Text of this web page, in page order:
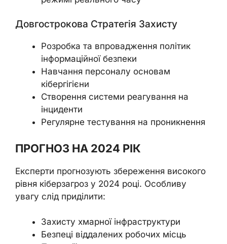
Довгострокова Стратегія Захисту
Розробка та впровадження політик
інформаційної безпеки
Навчання персоналу основам
кібергігієни
Створення системи реагування на
інциденти
Регулярне тестування на проникнення
ПРОГНОЗ НА 2024 РІК
Експерти прогнозують збереження високого
рівня кіберзагроз у 2024 році. Особливу
увагу слід приділити:
Захисту хмарної інфраструктури
Безпеці віддалених робочих місць